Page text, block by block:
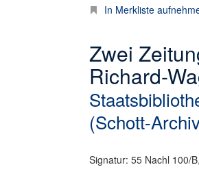
In Merkliste
Zwei
Richard-
(Schott-
Signatur: 55 Nachl 100/